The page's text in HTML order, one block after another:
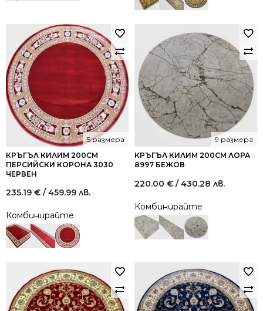
КРЪГЪЛ КИЛИМ 200СМ
ПЕРСИЙСКИ КОРОНА 3030
ЧЕРВЕН
5 размера
235.19 € / 459.99 лв.
Комбинирайте
КРЪГЪЛ КИЛИМ 200СМ ЛОРА
8997 БЕЖОВ
9 размера
220.00 € / 430.28 лв.
Комбинирайте